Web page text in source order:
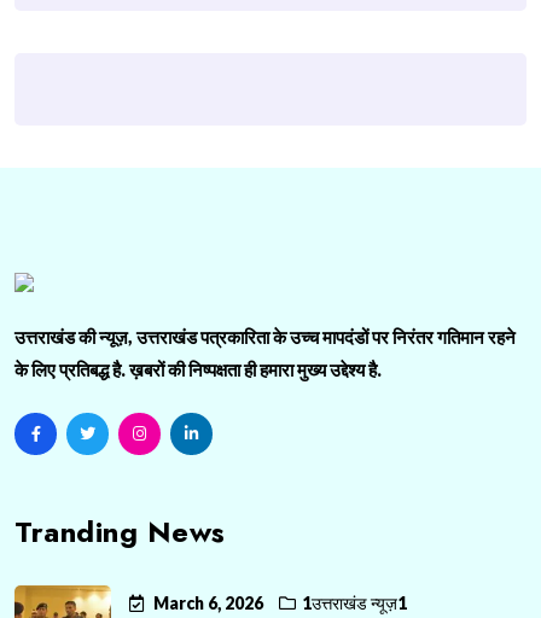
उत्तराखंड की न्यूज़, उत्तराखंड पत्रकारिता के उच्च मापदंडों पर निरंतर गतिमान रहने
के लिए प्रतिबद्ध है. ख़बरों की निष्पक्षता ही हमारा मुख्य उद्देश्य है.
Tranding News
March 6, 2026 1उत्तराखंड न्यूज़1